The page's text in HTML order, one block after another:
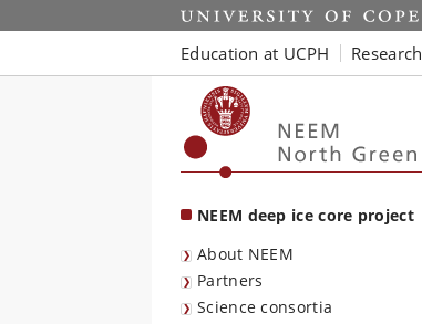
Start
Education at UCPH Research
NEEM deep ice core project
About NEEM
Partners
Science consortia